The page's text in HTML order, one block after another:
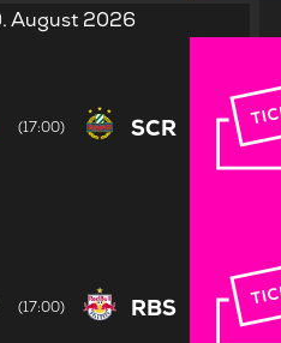
August 2026
(17:00) SCR
(17:00) RBS